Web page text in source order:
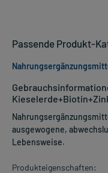
ausgewogene,
Lebensweise.
Produkteigenschaften:
Passende Produkt-